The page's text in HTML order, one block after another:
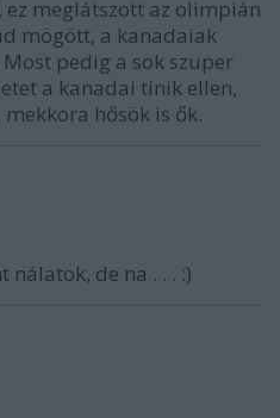
meglátszott az olimpián
mögött, a kanadaiak
pedig a sok szuper
a kanadai tinik ellen,
hősök is ők.
nálatok, de na . . . :)